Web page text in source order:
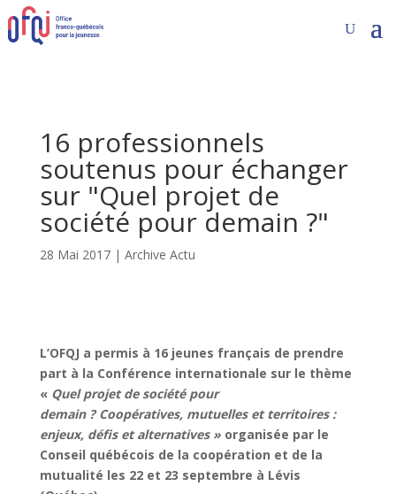
16 professionnels
soutenus pour échanger
sur "Quel projet de
société pour demain ?"
28 Mai 2017| Archive Actu
L’OFQJ a permis à 16 jeunes français de prendre
part à la Conférence internationale sur le thème
« Quel projet de société pour
demain ? Coopératives, mutuelles et territoires :
enjeux, défis et alternatives »organisée par le
Conseil québécois de la coopération et de la
mutualité les 22 et 23 septembre à Lévis